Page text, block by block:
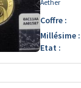
Aether
Coffre :
Millésime :
Etat :